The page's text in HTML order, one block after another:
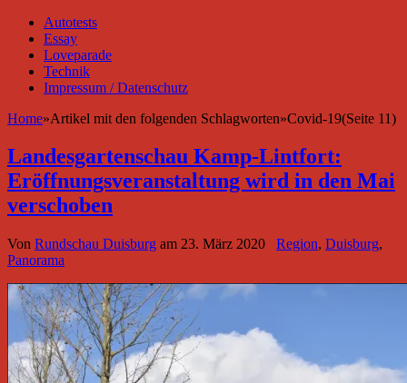
Autotests
Essay
Loveparade
Technik
Impressum / Datenschutz
Home»Artikel mit den folgenden Schlagworten»Covid-19(Seite 11)
Landesgartenschau Kamp-Lintfort:
Eröffnungsveranstaltung wird in den Mai
verschoben
Von Rundschau Duisburg am 23. März 2020 Region, Duisburg,
Panorama